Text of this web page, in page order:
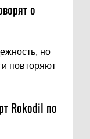
о
но
повторяют
Rokodil по